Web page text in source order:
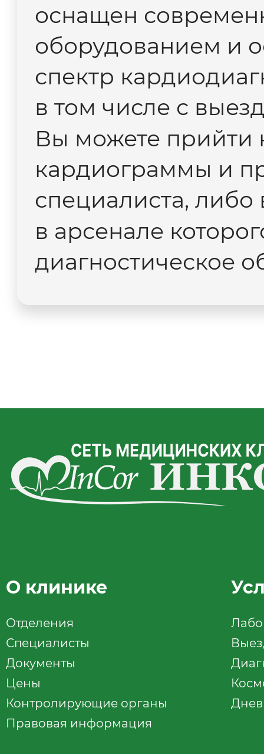
оснащен
оборудованием и
спектр
в том числе с
Вы можете прийти
кардиограммы и
специалиста, либо
в арсенале
диагностическое
О клинике
Отделения
Специалисты
Документы
Цены
Контролирующие органы
Правовая информация